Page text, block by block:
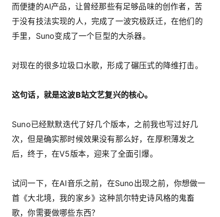
而便捷的AI产品，让曾经那些有足够品味的创作者，苦
于没有技法实现的人，完成了一波究极跃迁，在他们的
手里，Suno变成了一个巨型的大杀器。
对现在的很多垃圾口水歌，形成了碾压式的降维打击。
这句话，就是这波B站文艺复兴的核心。
Suno已经默默迭代了好几个版本，之前我也写过好几
次，但是确实那时候效果没有那么好，在厚积薄发之
后，终于，在V5版本，迎来了全面引爆。
试问一下，在AI音乐之前，在Suno出现之前，你想做一
首《大北境，我的家乡》这种凯尔特史诗风格的鬼畜
歌，你需要做哪些东西？